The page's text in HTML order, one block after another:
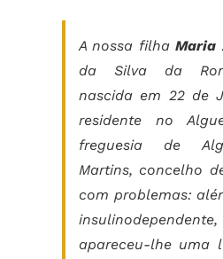
A nossa filhaMaria
da Silva da
nascida em 22 de
residente no
freguesia de
Martins, concelho
com problemas:
apareceu-lhe uma